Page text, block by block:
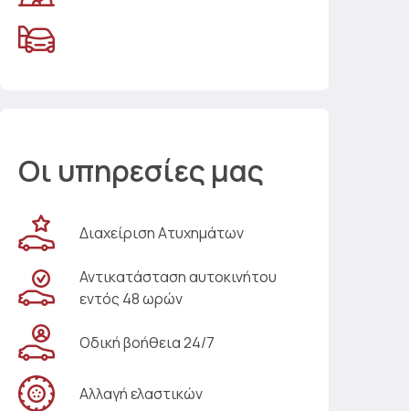
Οι υπηρεσίες μας
Διαχείριση Ατυχημάτων
Αντικατάσταση αυτοκινήτου
εντός 48 ωρών
Οδική βοήθεια 24/7
Αλλαγή ελαστικών